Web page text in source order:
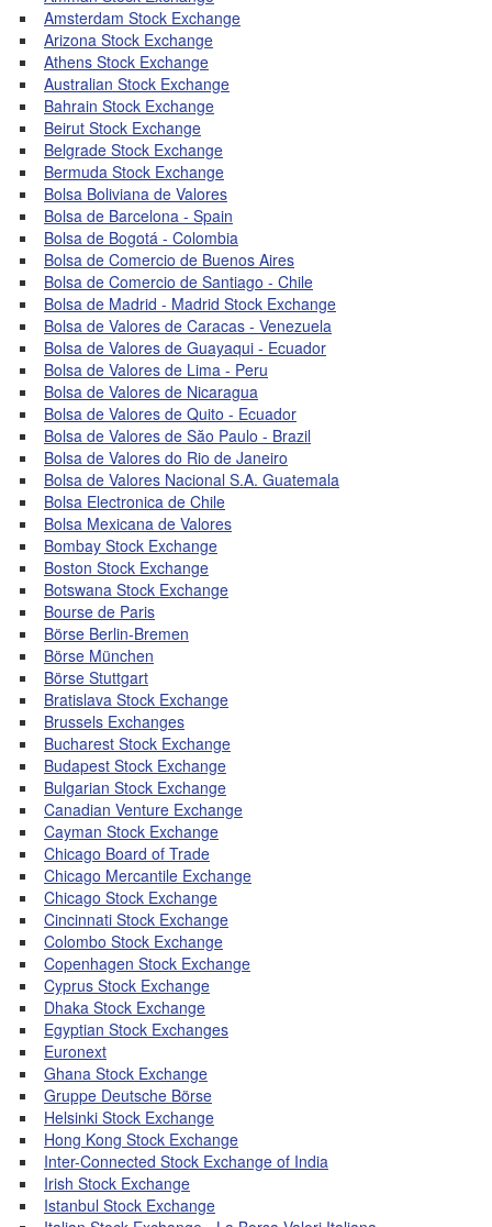
Amsterdam Stock Exchange
Arizona Stock Exchange
Athens Stock Exchange
Australian Stock Exchange
Bahrain Stock Exchange
Beirut Stock Exchange
Belgrade Stock Exchange
Bermuda Stock Exchange
Bolsa Boliviana de Valores
Bolsa de Barcelona - Spain
Bolsa de Bogotá - Colombia
Bolsa de Comercio de Buenos Aires
Bolsa de Comercio de Santiago - Chile
Bolsa de Madrid - Madrid Stock Exchange
Bolsa de Valores de Caracas - Venezuela
Bolsa de Valores de Guayaqui - Ecuador
Bolsa de Valores de Lima - Peru
Bolsa de Valores de Nicaragua
Bolsa de Valores de Quito - Ecuador
Bolsa de Valores de Săo Paulo - Brazil
Bolsa de Valores do Rio de Janeiro
Bolsa de Valores Nacional S.A. Guatemala
Bolsa Electronica de Chile
Bolsa Mexicana de Valores
Bombay Stock Exchange
Boston Stock Exchange
Botswana Stock Exchange
Bourse de Paris
Börse Berlin-Bremen
Börse München
Börse Stuttgart
Bratislava Stock Exchange
Brussels Exchanges
Bucharest Stock Exchange
Budapest Stock Exchange
Bulgarian Stock Exchange
Canadian Venture Exchange
Cayman Stock Exchange
Chicago Board of Trade
Chicago Mercantile Exchange
Chicago Stock Exchange
Cincinnati Stock Exchange
Colombo Stock Exchange
Copenhagen Stock Exchange
Cyprus Stock Exchange
Dhaka Stock Exchange
Egyptian Stock Exchanges
Euronext
Ghana Stock Exchange
Gruppe Deutsche Börse
Helsinki Stock Exchange
Hong Kong Stock Exchange
Inter-Connected Stock Exchange of India
Irish Stock Exchange
Istanbul Stock Exchange